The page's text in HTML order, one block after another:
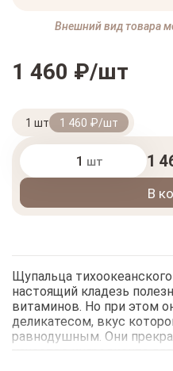
Внешний вид товара
1 460 ₽/шт
1 шт 1 460 ₽/шт
шт 1
В
Щупальца
настоящий кладезь
витаминов. Но при этом
деликатесом, вкус
равнодушным. Они
качестве ингредиента